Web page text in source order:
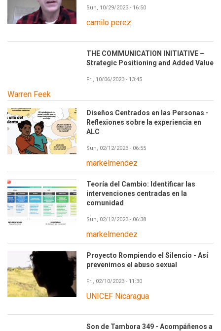
Sun, 10/29/2023 - 16:50
camilo perez
THE COMMUNICATION INITIATIVE –
Strategic Positioning and Added Value
Fri, 10/06/2023 - 13:45
Warren Feek
Diseños Centrados en las Personas -
Reflexiones sobre la experiencia en
ALC
Sun, 02/12/2023 - 06:55
markelmendez
Teoría del Cambio: Identificar las
intervenciones centradas en la
comunidad
Sun, 02/12/2023 - 06:38
markelmendez
Proyecto Rompiendo el Silencio - Así
prevenimos el abuso sexual
Fri, 02/10/2023 - 11:30
UNICEF Nicaragua
Son de Tambora 349 - Acompáñenos a